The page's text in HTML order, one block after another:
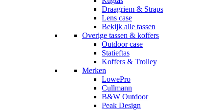
Draagriem & Straps
Lens case
Bekijk alle tassen
Overige tassen & koffers
Outdoor case
Statieftas
Koffers & Trolley
Merken
LowePro
Cullmann
B&W Outdoor
Peak Design